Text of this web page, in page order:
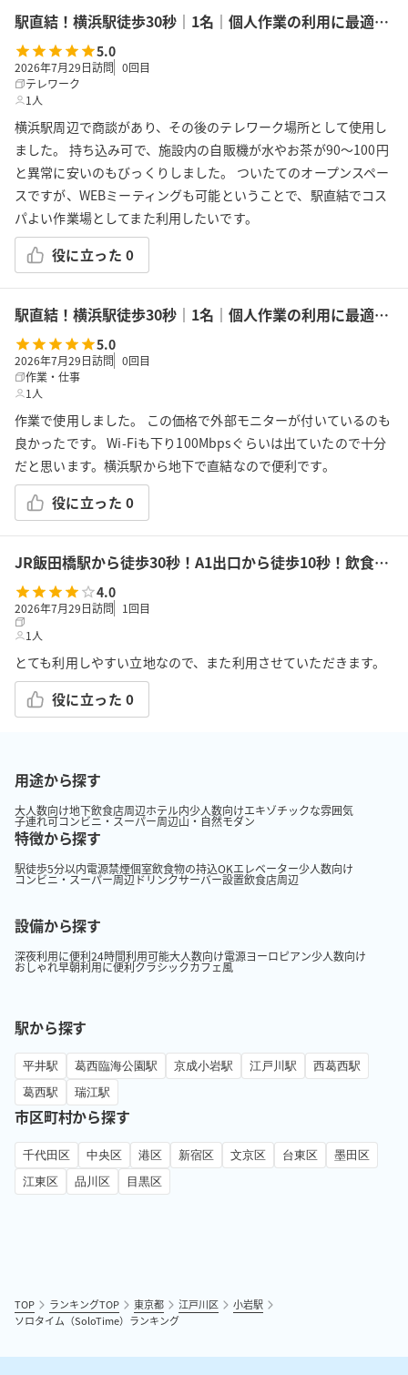
駅直結！横浜駅徒歩30秒｜1名｜個人作業の利用に最適！エキニア横浜｜5階ハマポート「コワーキングスペース」B
5.0
2026年7月29日訪問 0回目
テレワーク
1人
横浜駅周辺で商談があり、その後のテレワーク場所として使用し
ました。 持ち込み可で、施設内の自販機が水やお茶が90〜100円
と異常に安いのもびっくりしました。 ついたてのオープンスペー
スですが、WEBミーティングも可能ということで、駅直結でコス
パよい作業場としてまた利用したいです。
役に立った 0
駅直結！横浜駅徒歩30秒｜1名｜個人作業の利用に最適！エキニア横浜｜5階ハマポート「コワーキングスペース」A
5.0
2026年7月29日訪問 0回目
作業・仕事
1人
作業で使用しました。 この価格で外部モニターが付いているのも
良かったです。 Wi-Fiも下り100Mbpsぐらいは出ていたので十分
だと思います。横浜駅から地下で直結なので便利です。
役に立った 0
JR飯田橋駅から徒歩30秒！A1出口から徒歩10秒！飲食持込可!高速Wi-Fi!会議/ボドゲ/推し活/女子会/サロン/控室などで利用可能!貸会議室KS6飯田橋★
4.0
2026年7月29日訪問 1 回目
1人
とても利用しやすい立地なので、また利用させていただきます。
役に立った 0
用途から探す
大人数向け地下飲食店周辺ホテル内少人数向けエキゾチックな雰囲気
子連れ可コンビニ・スーパー周辺山・自然モダン
特徴から探す
駅徒歩5分以内電源禁煙個室飲食物の持込OKエレベーター少人数向け
コンビニ・スーパー周辺ドリンクサーバー設置飲食店周辺
設備から探す
深夜利用に便利24時間利用可能大人数向け電源ヨーロピアン少人数向け
おしゃれ早朝利用に便利クラシックカフェ風
駅から探す
平井駅 葛西臨海公園駅 京成小岩駅 江戸川駅
西葛西駅
葛西駅
瑞江駅
市区町村から探す
千代田区 中央区 港区 新宿区 文京区 台東区
墨田区
江東区
品川区 目黒区
TOP ランキングTOP 東京都 江戸川区
小岩駅
ソロタイム（SoloTime）ランキング